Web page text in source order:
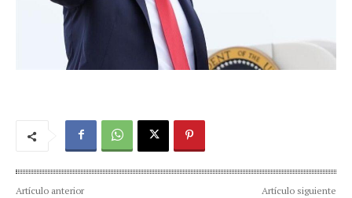
Artículo anterior Artículo siguiente